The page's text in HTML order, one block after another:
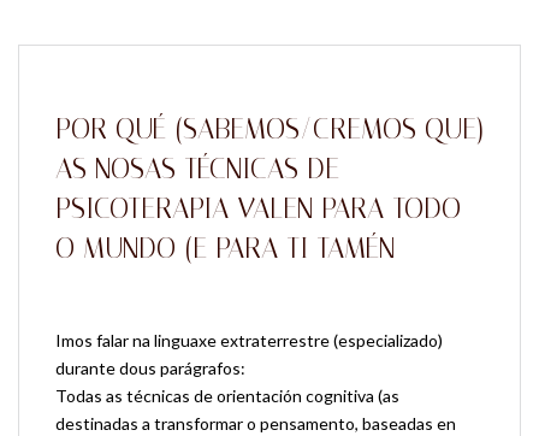
POR QUÉ (SABEMOS/CREMOS QUE)
AS NOSAS TÉCNICAS DE
PSICOTERAPIA VALEN PARA TODO
O MUNDO (E PARA TI TAMÉN
Imos falar na linguaxe extraterrestre (especializado)
durante dous parágrafos:
Todas as técnicas de orientación cognitiva (as
destinadas a transformar o pensamento, baseadas en